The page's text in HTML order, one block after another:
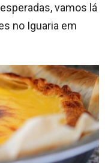
vamos lá
no Iguaria em